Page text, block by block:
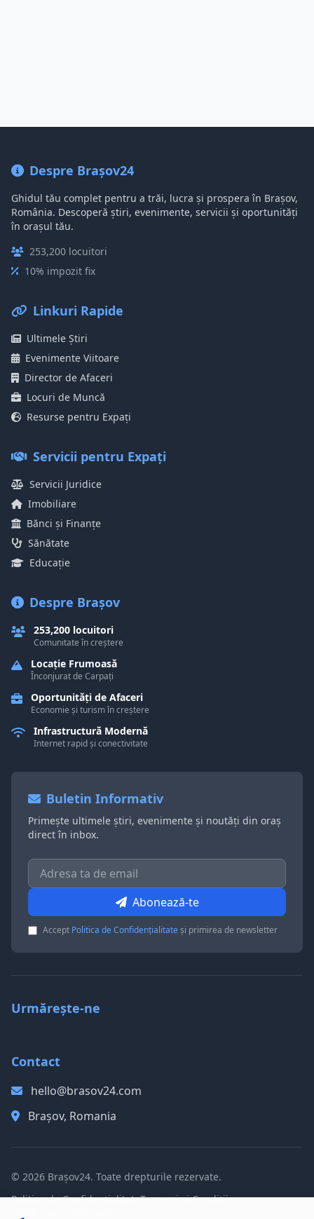
Despre Brașov24
Ghidul tău complet pentru a trăi, lucra și prospera în Brașov,
România. Descoperă știri, evenimente, servicii și oportunități
în orașul tău.
253,200 locuitori
10% impozit fix
Linkuri Rapide
Ultimele Știri
Evenimente Viitoare
Director de Afaceri
Locuri de Muncă
Resurse pentru Expați
Servicii pentru Expați
Servicii Juridice
Imobiliare
Bănci și Finanțe
Sănătate
Educație
Despre Brașov
253,200 locuitori
Comunitate în creștere
Locație Frumoasă
Înconjurat de Carpați
Oportunități de Afaceri
Economie și turism în creștere
Infrastructură Modernă
Internet rapid și conectivitate
Buletin Informativ
Primește ultimele știri, evenimente și noutăți din oraș
direct în inbox.
Abonează-te
Accept Politica de Confidențialitateși primirea de newsletter
Urmărește-ne
Contact
hello@brasov24.com
Brașov, Romania
© 2026 Brașov24. Toate drepturile rezervate.
Politica de ConfidențialitateTermeni și Condiții